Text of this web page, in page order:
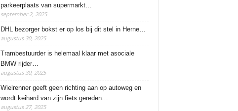
parkeerplaats van supermarkt…
september 2, 2025
DHL bezorger bokst er op los bij dit stel in Herne…
augustus 30, 2025
Trambestuurder is helemaal klaar met asociale
BMW rijder…
augustus 30, 2025
Wielrenner geeft geen richting aan op autoweg en
wordt keihard van zijn fiets gereden…
augustus 27, 2025